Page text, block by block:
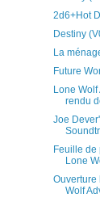
2d6+Hot
Destiny
La
Future
Lone
rendu
Joe
Feuille
Lone
Ouverture
Wolf